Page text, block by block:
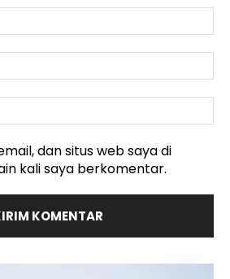
:*
:*
:
dan situs web saya di
kali saya berkomentar.